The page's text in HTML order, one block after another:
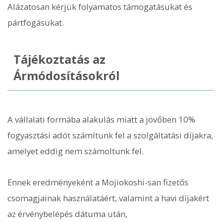
Alázatosan kérjük folyamatos támogatásukat és
pártfogásukat.
Tájékoztatás az
Ármódosításokról
A vállalati formába alakulás miatt a jövőben 10%
fogyasztási adót számítunk fel a szolgáltatási díjakra,
amelyet eddig nem számoltunk fel.
Ennek eredményeként a Mojiokoshi-san fizetős
csomagjainak használatáért, valamint a havi díjakért
az érvénybelépés dátuma után,